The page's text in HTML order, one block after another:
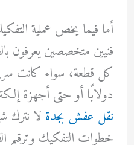
أما فيما يخص عملية
فنيين متخصصين يعرفون
كل قطعة، سواء كانت
دولابًا أو حتى أجهزة
نقل عفش بجدة لا نترك
خطوات التفكيك وترقيم